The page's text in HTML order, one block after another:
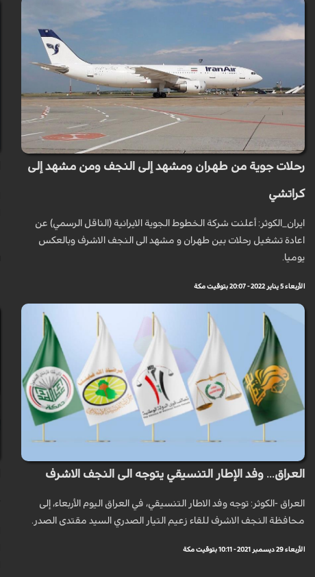
رحلات جوية من طهران ومشهد إلى النجف ومن مشهد إلى
كراتشي
ايران_الكوثر: أعلنت شركة الخطوط الجوية الايرانية (الناقل الرسمي) عن
اعادة تشغيل رحلات بين طهران و مشهد الى النجف الاشرف وبالعكس
يوميا.
الأربعاء 5 يناير 2022 - 20:07 بتوقيت مكة
العراق... وفد الإطار التنسيقي يتوجه الى النجف الاشرف
العراق -الكوثر: توجه وفد الاطار التنسيقي، في العراق اليوم الأربعاء، إلى
محافظة النجف الاشرف للقاء زعيم التيار الصدري السيد مقتدى الصدر.
الأربعاء 29 ديسمبر 2021 - 10:11 بتوقيت مكة